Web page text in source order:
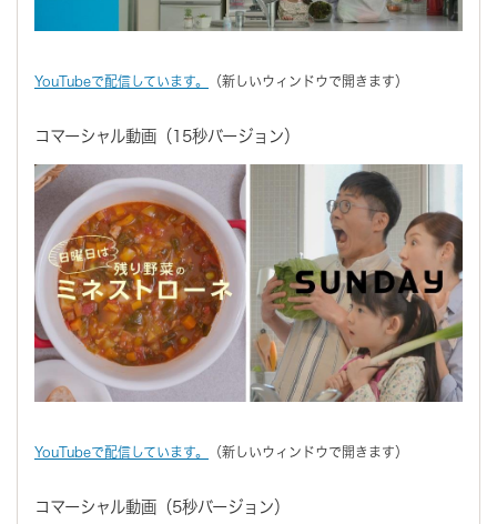
YouTubeで配信しています。 （新しいウィンドウで開きます）
コマーシャル動画（15秒バージョン）
YouTubeで配信しています。 （新しいウィンドウで開きます）
コマーシャル動画（5秒バージョン）